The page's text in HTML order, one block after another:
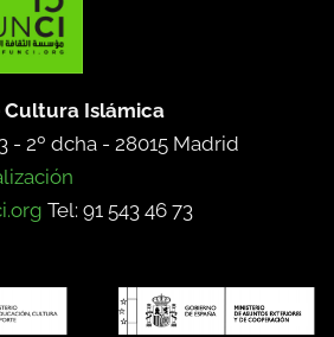
Cultura Islámica
- 2º dcha - 28015 Madrid
Tel: 91 543 46 73